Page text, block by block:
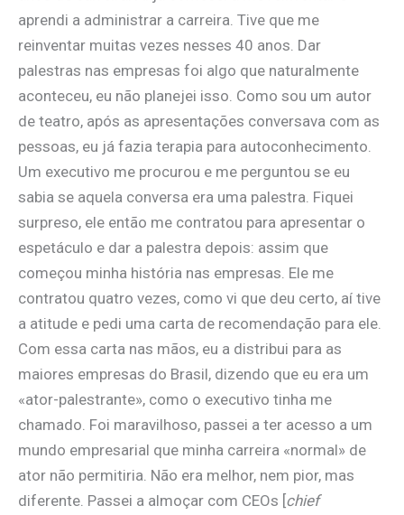
aprendi a administrar a carreira. Tive que me
reinventar muitas vezes nesses 40 anos. Dar
palestras nas empresas foi algo que naturalmente
aconteceu, eu não planejei isso. Como sou um autor
de teatro, após as apresentações conversava com as
pessoas, eu já fazia terapia para autoconhecimento.
Um executivo me procurou e me perguntou se eu
sabia se aquela conversa era uma palestra. Fiquei
surpreso, ele então me contratou para apresentar o
espetáculo e dar a palestra depois: assim que
começou minha história nas empresas. Ele me
contratou quatro vezes, como vi que deu certo, aí tive
a atitude e pedi uma carta de recomendação para ele.
Com essa carta nas mãos, eu a distribui para as
maiores empresas do Brasil, dizendo que eu era um
«ator-palestrante», como o executivo tinha me
chamado. Foi maravilhoso, passei a ter acesso a um
mundo empresarial que minha carreira «normal» de
ator não permitiria. Não era melhor, nem pior, mas
diferente. Passei a almoçar com CEOs [chief